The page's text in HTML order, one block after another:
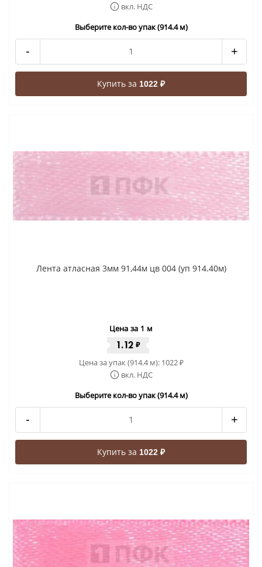
вкл. НДС
Выберите кол-во упак (914.4 м)
- +
Купить за 1022 ₽
Лента атласная 3мм 91,44м цв 004 (уп 914.40м)
Цена за 1 м
1.12 ₽
Цена за упак (914.4 м): 1022₽
вкл. НДС
Выберите кол-во упак (914.4 м)
- +
Купить за 1022 ₽